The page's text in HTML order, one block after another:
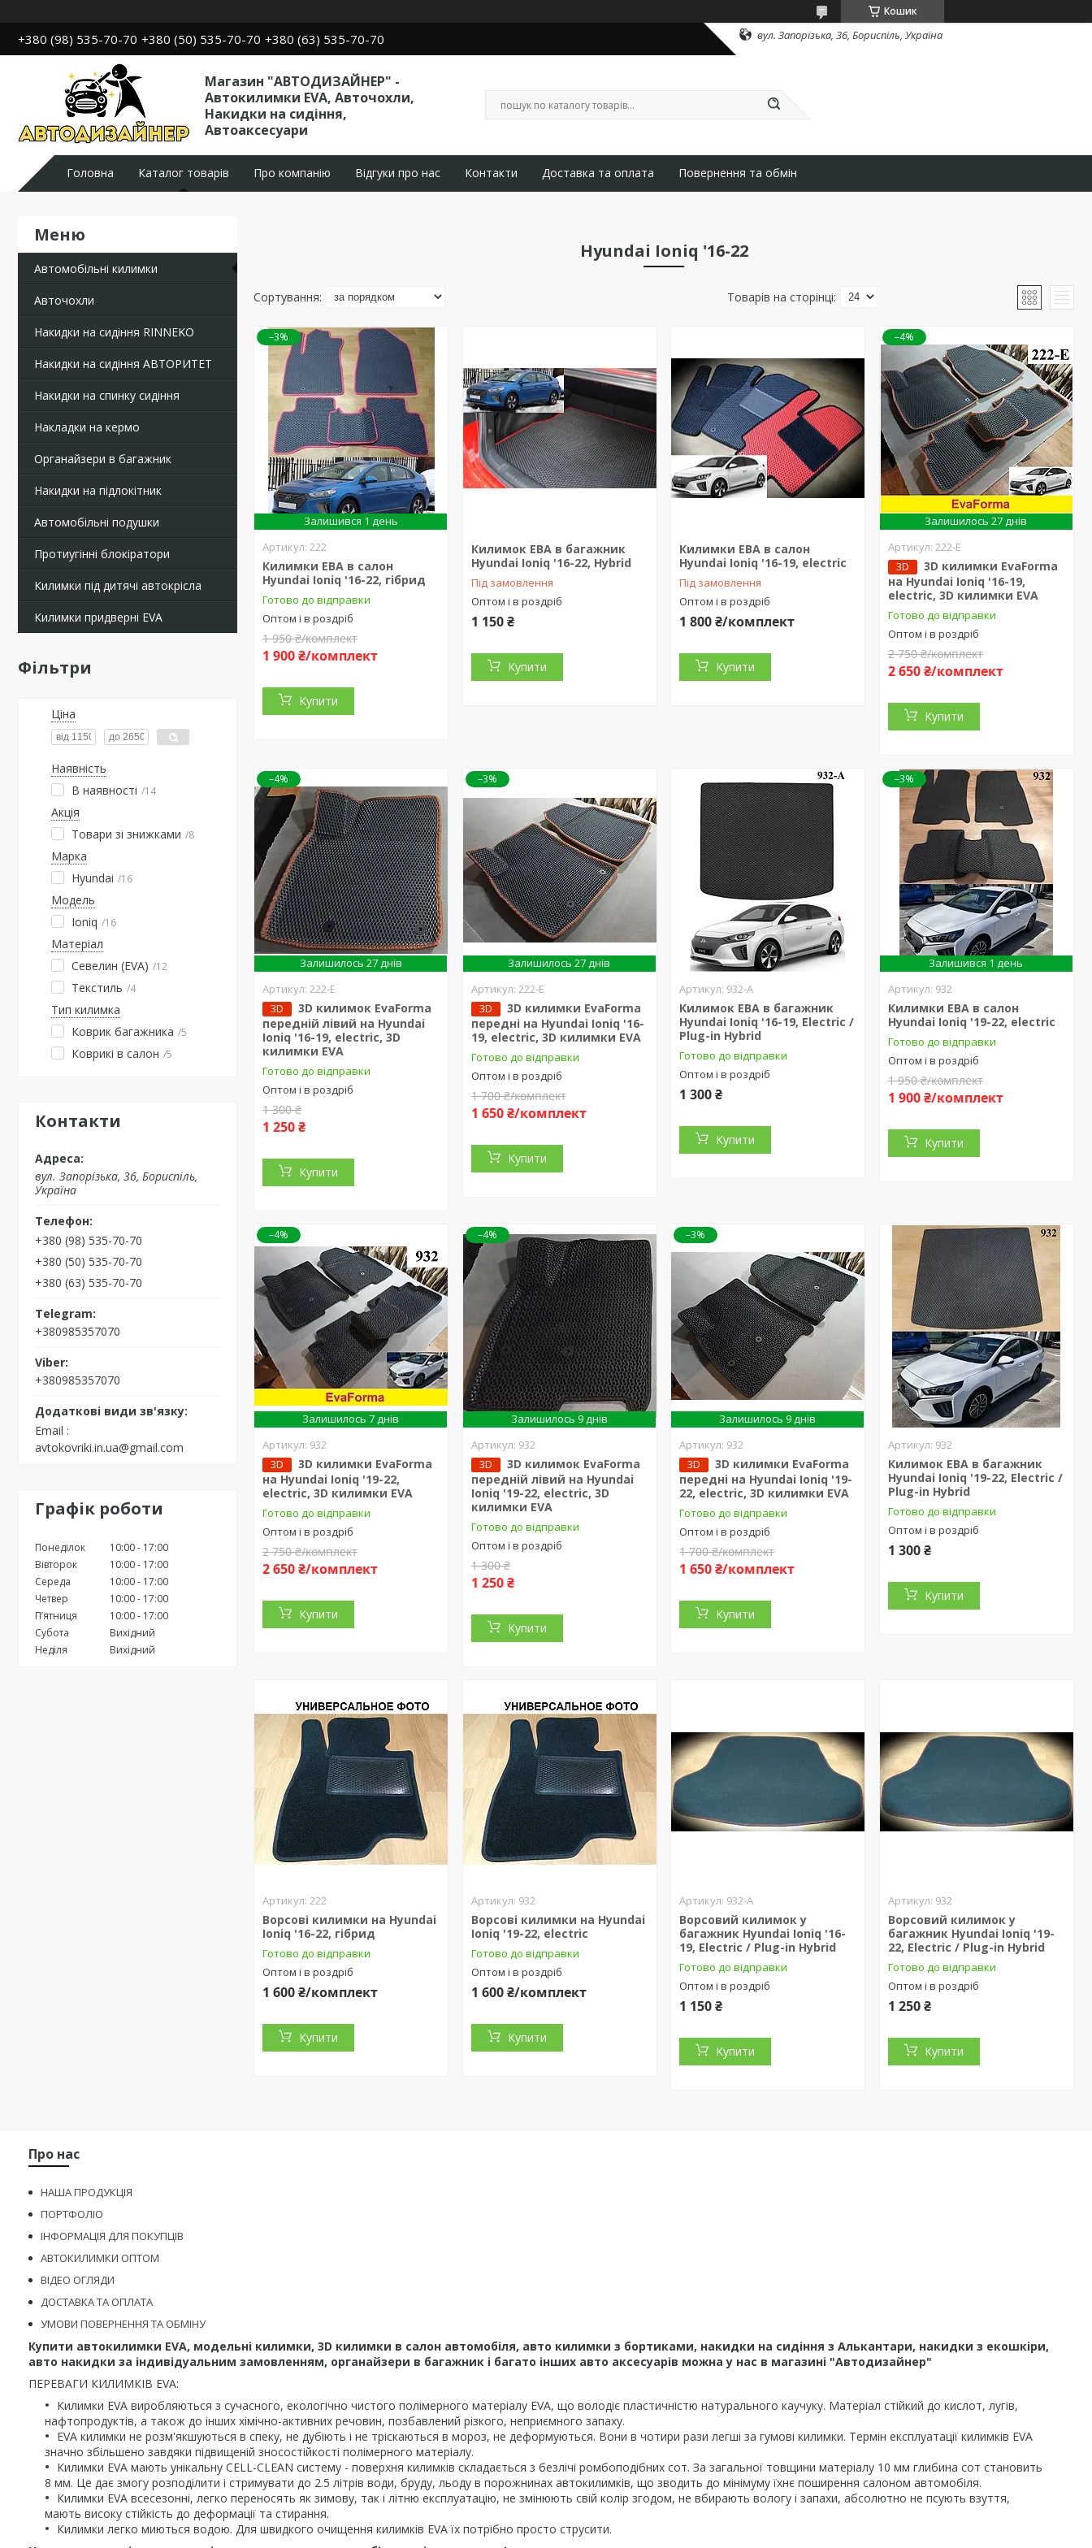
Кошик
+380 (98) 535-70-70 +380 (50) 535-70-70 +380 (63) 535-70-70 вул. Запорізька, 36, Бориспіль, Україна
Магазин "АВТОДИЗАЙНЕР" -
Автокилимки EVA, Авточохли,
Накидки на сидіння,
Автоаксесуари
Головна Каталог товарів Про компанію Відгуки про нас Контакти Доставка та оплата Повернення та обмін
Автомобільні килимки
Авточохли
Накидки на сидіння RINNEKO
Накидки на сидіння АВТОРИТЕТ
Накидки на спинку сидіння
Накладки на кермо
Органайзери в багажник
Накидки на підлокітник
Автомобільні подушки
Протиугінні блокіратори
Килимки під дитячі автокрісла
Килимки придверні EVA
Фільтри
Ціна
Наявність
В наявності
14
Акція
Товари зі знижками
8
Марка
Hyundai
16
Модель
Ioniq
16
Матеріал
Севелин (EVA)
12
Текстиль 4
Тип килимка
Коврик багажника 5
Коврикі в салон 5
Контакти
вул. Запорізька, 36, Бориспіль,
Україна
+380 (98) 535-70-70
+380 (50) 535-70-70
+380 (63) 535-70-70
+380985357070
+380985357070
Email
avtokovriki.in.ua@gmail.com
Графік роботи
Понеділок 10:00
17:00
Вівторок
10:00
17:00
Середа
10:00
17:00
Четвер
10:00
17:00
Пʼятниця
10:00
17:00
Субота
Вихідний
Неділя
Вихідний
Hyundai Ioniq '16-22
–3%
Залишився 1 день
222
Килимки ЕВА в салон
Hyundai Ioniq '16-22, гібрид
Готово до відправки
Оптом і в роздріб
1 950 ₴/комплект
1 900 ₴/комплект
Купити
Килимок ЕВА в багажник
Hyundai Ioniq '16-22, Hybrid
Під замовлення
Оптом і в роздріб
1 150 ₴
Купити
Килимки ЕВА в салон
Hyundai Ioniq '16-19, electric
Під замовлення
Оптом і в роздріб
1 800 ₴/комплект
Купити
–4%
Залишилось 27 днів
222-Е
3D
3D килимки EvaForma
на Hyundai Ioniq '16-19,
electric, 3D килимки EVA
Готово до відправки
Оптом і в роздріб
2 750 ₴/комплект
2 650 ₴/комплект
Купити
–4%
Залишилось 27 днів
222-Е
3D
3D килимок EvaForma
передній лівий на Hyundai
Ioniq '16-19, electric, 3D
килимки EVA
Готово до відправки
Оптом і в роздріб
1 300 ₴
1 250 ₴
Купити
–3%
Залишилось 27 днів
222-Е
3D
3D килимки EvaForma
передні на Hyundai Ioniq '16-
19, electric, 3D килимки EVA
Готово до відправки
Оптом і в роздріб
1 700 ₴/комплект
1 650 ₴/комплект
Купити
932-А
Килимок ЕВА в багажник
Hyundai Ioniq '16-19, Electric /
Plug-in Hybrid
Готово до відправки
Оптом і в роздріб
1 300 ₴
Купити
–3%
Залишився 1 день
932
Килимки ЕВА в салон
Hyundai Ioniq '19-22, electric
Готово до відправки
Оптом і в роздріб
1 950 ₴/комплект
1 900 ₴/комплект
Купити
–4%
Залишилось 7 днів
932
3D
3D килимки EvaForma
на Hyundai Ioniq '19-22,
electric, 3D килимки EVA
Готово до відправки
Оптом і в роздріб
2 750 ₴/комплект
2 650 ₴/комплект
Купити
–4%
Залишилось 9 днів
932
3D
3D килимок EvaForma
передній лівий на Hyundai
Ioniq '19-22, electric, 3D
килимки EVA
Готово до відправки
Оптом і в роздріб
1 300 ₴
1 250 ₴
Купити
–3%
Залишилось 9 днів
932
3D
3D килимки EvaForma
передні на Hyundai Ioniq '19-
22, electric, 3D килимки EVA
Готово до відправки
Оптом і в роздріб
1 700 ₴/комплект
1 650 ₴/комплект
Купити
932
Килимок ЕВА в багажник
Hyundai Ioniq '19-22, Electric /
Plug-in Hybrid
Готово до відправки
Оптом і в роздріб
1 300 ₴
Купити
222
Ворсові килимки на Hyundai
Ioniq '16-22, гібрид
Готово до відправки
Оптом і в роздріб
1 600 ₴/комплект
Купити
932
Ворсові килимки на Hyundai
Ioniq '19-22, electric
Готово до відправки
Оптом і в роздріб
1 600 ₴/комплект
Купити
932-А
Ворсовий килимок у
багажник Hyundai Ioniq '16-
19, Electric / Plug-in Hybrid
Готово до відправки
Оптом і в роздріб
1 150 ₴
Купити
932
Ворсовий килимок у
багажник Hyundai Ioniq '19-
22, Electric / Plug-in Hybrid
Готово до відправки
Оптом і в роздріб
1 250 ₴
Купити
Про нас
НАША ПРОДУКЦІЯ
ПОРТФОЛІО
ІНФОРМАЦІЯ ДЛЯ ПОКУПЦІВ
АВТОКИЛИМКИ ОПТОМ
ВІДЕО ОГЛЯДИ
ДОСТАВКА ТА ОПЛАТА
УМОВИ ПОВЕРНЕННЯ ТА ОБМІНУ
Купити автокилимки EVA, модельні килимки, 3D килимки в салон автомобіля, авто килимки з бортиками, накидки на сидіння з Алькантари, накидки з екошкіри,
авто накидки за індивідуальним замовленням, органайзери в багажник і багато інших авто аксесуарів можна у нас в магазині "Автодизайнер"
ПЕРЕВАГИ КИЛИМКІВ EVA:
Килимки EVA виробляються з сучасного, екологічно чистого полімерного матеріалу EVA, що володіє пластичністю натурального каучуку. Матеріал стійкий до кислот, лугів,
нафтопродуктів, а також до інших хімічно-активних речовин, позбавлений різкого, неприємного запаху.
EVA килимки не розм'якшуються в спеку, не дубіють і не тріскаються в мороз, не деформуються. Вони в чотири рази легші за гумові килимки. Термін експлуатації килимків EVA
значно збільшено завдяки підвищеній зносостійкості полімерного матеріалу.
Килимки EVA мають унікальну CELL-CLEAN систему - поверхня килимків складається з безлічі ромбоподібних сот. За загальної товщини матеріалу 10 мм глибина сот становить
8 мм. Це дає змогу розподілити і стримувати до 2.5 літрів води, бруду, льоду в порожнинах автокилимків, що зводить до мінімуму їхнє поширення салоном автомобіля.
Килимки EVA всесезонні, легко переносять як зимову, так і літню експлуатацію, не змінюють свій колір згодом, не вбирають вологу і запахи, абсолютно не псують взуття,
мають високу стійкість до деформації та стирання.
Килимки легко миються водою. Для швидкого очищення килимків EVA їх потрібно просто струсити.